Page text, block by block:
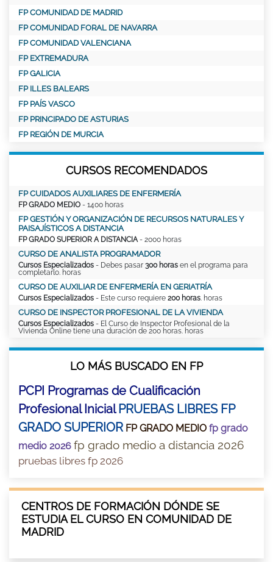
FP COMUNIDAD DE MADRID
FP COMUNIDAD FORAL DE NAVARRA
FP COMUNIDAD VALENCIANA
FP EXTREMADURA
FP GALICIA
FP ILLES BALEARS
FP PAÍS VASCO
FP PRINCIPADO DE ASTURIAS
FP REGIÓN DE MURCIA
CURSOS RECOMENDADOS
FP CUIDADOS AUXILIARES DE ENFERMERÍA
FP GRADO MEDIO - 1400 horas
FP GESTIÓN Y ORGANIZACIÓN DE RECURSOS NATURALES Y
PAISAJÍSTICOS A DISTANCIA
FP GRADO SUPERIOR A DISTANCIA - 2000 horas
CURSO DE ANALISTA PROGRAMADOR
Cursos Especializados - Debes pasar 300 horas en el programa para
completarlo. horas
CURSO DE AUXILIAR DE ENFERMERÍA EN GERIATRÍA
Cursos Especializados - Este curso requiere 200 horas . horas
CURSO DE INSPECTOR PROFESIONAL DE LA VIVIENDA
Cursos Especializados - El Curso de Inspector Profesional de la
Vivienda Online tiene una duración de 200 horas. horas
LO MÁS BUSCADO EN FP
PCPI Programas de Cualificación
Profesional Inicial PRUEBAS LIBRES FP
GRADO SUPERIOR FP GRADO MEDIO fp grado
medio 2026 fp grado medio a distancia 2026
pruebas libres fp 2026
CENTROS DE FORMACIÓN DÓNDE SE
ESTUDIA EL CURSO EN COMUNIDAD DE
MADRID